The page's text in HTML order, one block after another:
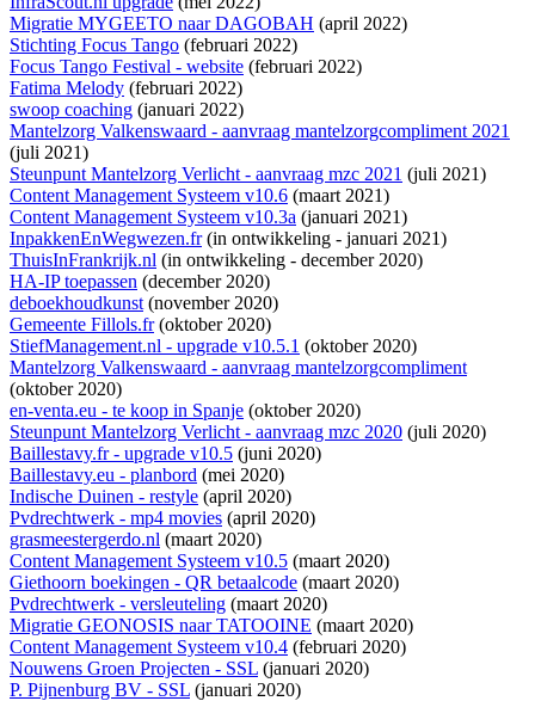
Migratie MYGEETO naar DAGOBAH (april 2022)
Stichting Focus Tango (februari 2022)
Focus Tango Festival - website (februari 2022)
Fatima Melody (februari 2022)
swoop coaching (januari 2022)
Mantelzorg Valkenswaard - aanvraag mantelzorgcompliment 2021
(juli 2021)
Steunpunt Mantelzorg Verlicht - aanvraag mzc 2021 (juli 2021)
Content Management Systeem v10.6 (maart 2021)
Content Management Systeem v10.3a (januari 2021)
InpakkenEnWegwezen.fr(in ontwikkeling - januari 2021)
ThuisInFrankrijk.nl (in ontwikkeling - december 2020)
HA-IP toepassen (december 2020)
deboekhoudkunst(november 2020)
Gemeente Fillols.fr(oktober 2020)
StiefManagement.nl - upgrade v10.5.1 (oktober 2020)
Mantelzorg Valkenswaard - aanvraag mantelzorgcompliment
(oktober 2020)
en-venta.eu - te koop in Spanje (oktober 2020)
Steunpunt Mantelzorg Verlicht - aanvraag mzc 2020 (juli 2020)
Baillestavy.fr - upgrade v10.5 (juni 2020)
Baillestavy.eu - planbord (mei 2020)
Indische Duinen - restyle (april 2020)
Pvdrechtwerk - mp4 movies (april 2020)
grasmeestergerdo.nl (maart 2020)
Content Management Systeem v10.5 (maart 2020)
Giethoorn boekingen - QR betaalcode (maart 2020)
Pvdrechtwerk - versleuteling (maart 2020)
Migratie GEONOSIS naar TATOOINE (maart 2020)
Content Management Systeem v10.4 (februari 2020)
Nouwens Groen Projecten - SSL (januari 2020)
P. Pijnenburg BV - SSL (januari 2020)